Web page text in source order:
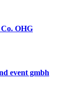
OHG
event gmbh